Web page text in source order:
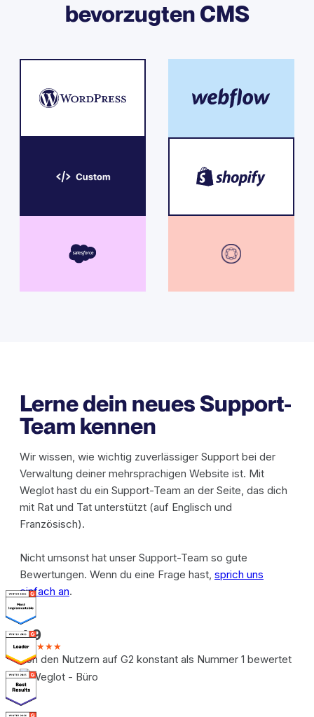
bevorzugten CMS
Lerne dein neues Support-
Team kennen
Wir wissen, wie wichtig zuverlässiger Support bei der
Verwaltung deiner mehrsprachigen Website ist. Mit
Weglot hast du ein Support-Team an der Seite, das dich
mit Rat und Tat unterstützt (auf Englisch und
Französisch).
Nicht umsonst hat unser Support-Team so gute
Bewertungen. Wenn du eine Frage hast, sprich uns
einfach an.
4.9
★★★★★
Von den Nutzern auf G2 konstant als Nummer 1 bewertet